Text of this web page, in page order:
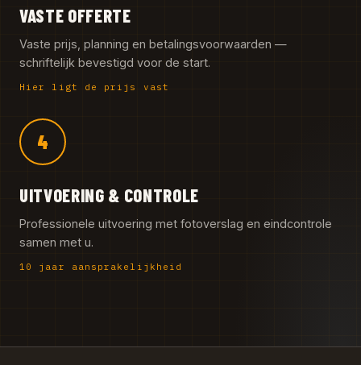
VASTE OFFERTE
Vaste prijs, planning en betalingsvoorwaarden —
schriftelijk bevestigd voor de start.
Hier ligt de prijs vast
4
UITVOERING & CONTROLE
Professionele uitvoering met fotoverslag en eindcontrole
samen met u.
10 jaar aansprakelijkheid